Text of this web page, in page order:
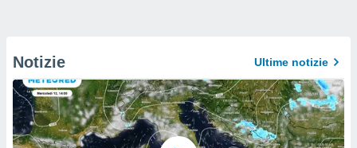
Notizie Ultime notizie